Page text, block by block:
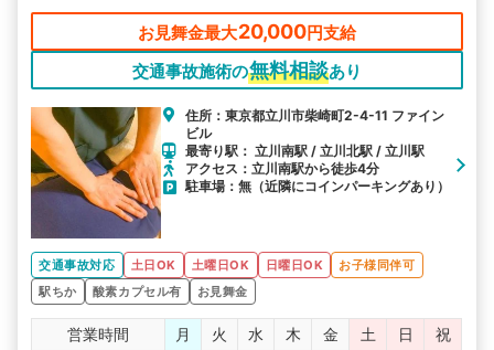
お見舞金最大20,000円支給
交通事故施術の無料相談あり
住所：東京都立川市柴崎町2-4-11 ファイン
ビル
最寄り駅： 立川南駅 / 立川北駅 / 立川駅
アクセス：立川南駅から徒歩4分
駐車場：無（近隣にコインパーキングあり）
交通事故対応 土日OK 土曜日OK 日曜日OK
お子様同伴可
駅ちか
酸素カプセル有 お見舞金
営業時間 月 火 水 木 金 土 日
祝